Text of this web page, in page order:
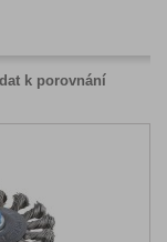
k porovnání